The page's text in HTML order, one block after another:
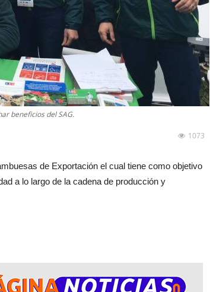
beneficios del SAG.
1073
de Exportación el cual tiene como objetivo
a lo largo de la cadena de producción y